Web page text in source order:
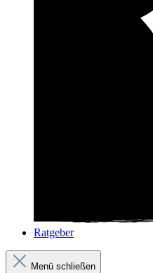
Ratgeber
Menü schließen